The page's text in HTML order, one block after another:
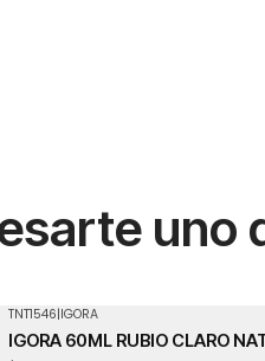
uno
TNT1546|IGORA
IGORA 60ML RUBIO CLARO